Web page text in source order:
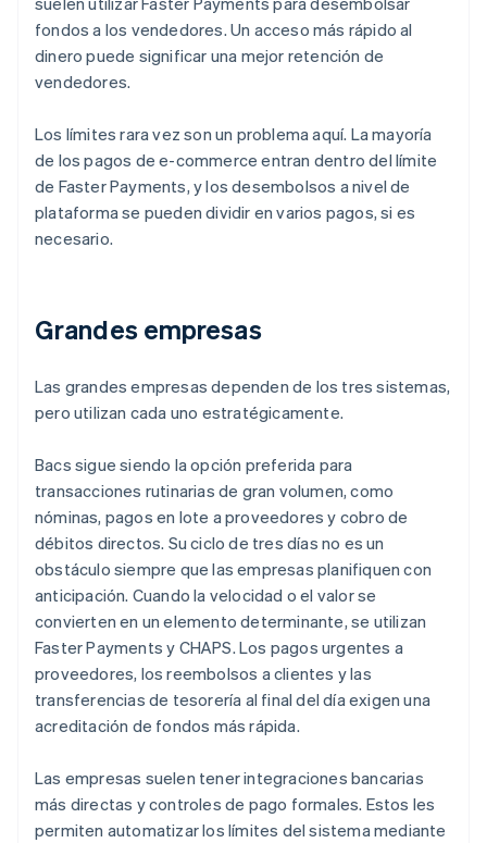
fondos a los vendedores. Un acceso más rápido al
dinero puede significar una mejor retención de
vendedores.
Los límites rara vez son un problema aquí. La mayoría
de los pagos de e-commerce entran dentro del límite
de Faster Payments, y los desembolsos a nivel de
plataforma se pueden dividir en varios pagos, si es
necesario.
Grandes empresas
Las grandes empresas dependen de los tres sistemas,
pero utilizan cada uno estratégicamente.
Bacs sigue siendo la opción preferida para
transacciones rutinarias de gran volumen, como
nóminas, pagos en lote a proveedores y cobro de
débitos directos. Su ciclo de tres días no es un
obstáculo siempre que las empresas planifiquen con
anticipación. Cuando la velocidad o el valor se
convierten en un elemento determinante, se utilizan
Faster Payments y CHAPS. Los pagos urgentes a
proveedores, los reembolsos a clientes y las
transferencias de tesorería al final del día exigen una
acreditación de fondos más rápida.
Las empresas suelen tener integraciones bancarias
más directas y controles de pago formales. Estos les
permiten automatizar los límites del sistema mediante